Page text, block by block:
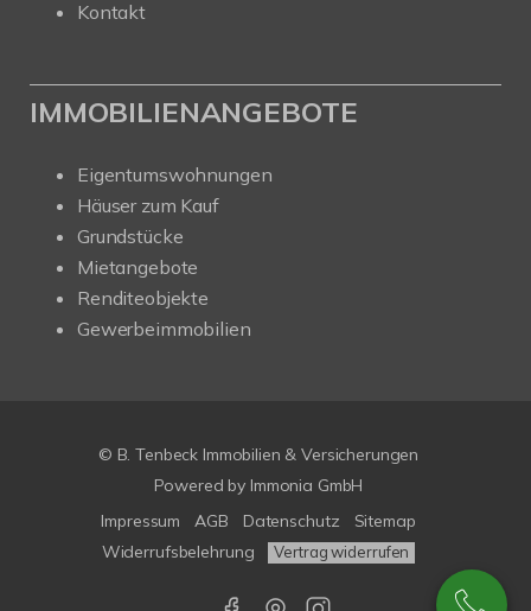
Kontakt
IMMOBILIENANGEBOTE
Eigentumswohnungen
Häuser zum Kauf
Grundstücke
Mietangebote
Renditeobjekte
Gewerbeimmobilien
© B. Tenbeck Immobilien & Versicherungen
Powered by Immonia GmbH
Impressum
AGB Datenschutz
Sitemap
Widerrufsbelehrung
Vertrag widerrufen